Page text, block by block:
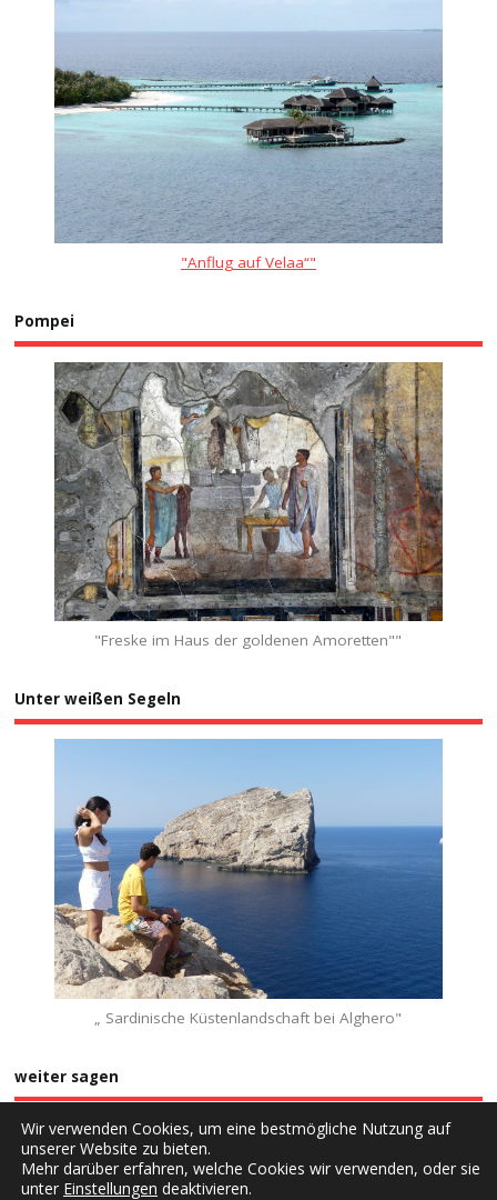
"Anflug auf Velaa“"
Pompei
"Freske im Haus der goldenen Amoretten""
Unter weißen Segeln
„ Sardinische Küstenlandschaft bei Alghero"
weiter sagen
Wir verwenden Cookies, um eine bestmögliche Nutzung auf
unserer Website zu bieten.
Mehr darüber erfahren, welche Cookies wir verwenden, oder sie
unter Einstellungen deaktivieren.